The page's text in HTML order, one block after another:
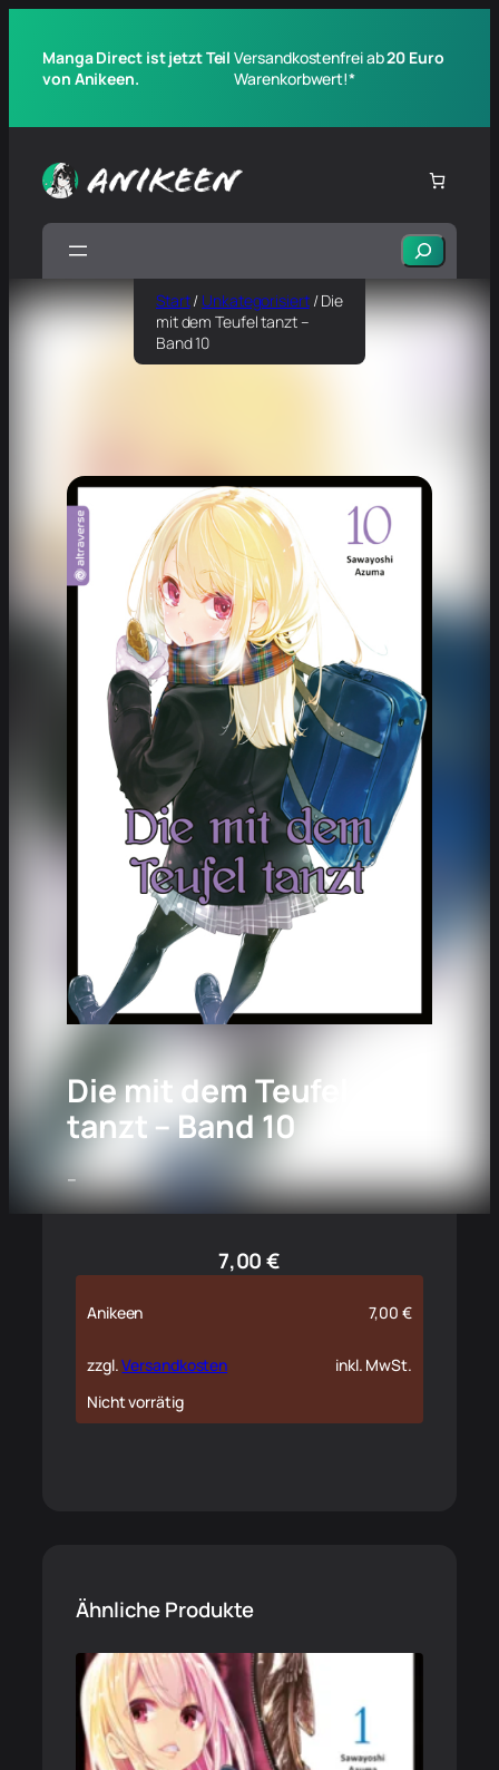
Manga Direct ist jetzt Teil
von Anikeen.
Versandkostenfrei ab20 Euro
Warenkorbwert!*
Suchen
Start/ Unkategorisiert/ Die
mit dem Teufel tanzt –
Band 10
Die mit dem Teufel
tanzt – Band 10
–
7,00€
Anikeen 7,00€
zzgl.Versandkosten
inkl. MwSt.
Nicht vorrätig
Ähnliche Produkte